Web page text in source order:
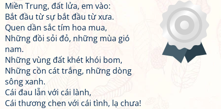
Miền Trung, đất lửa, em vào:
Bắt đầu từ sự bắt đầu từ xưa.
Quen dần sắc tím hoa mua,
Những đồi sỏi đỏ, những mùa gió
nam.
Những vùng đất khét khói bom,
Những cồn cát trắng, những dòng
sông xanh.
Cái đau lẫn với cái lành,
Cái thương chen với cái tình, lạ chưa!